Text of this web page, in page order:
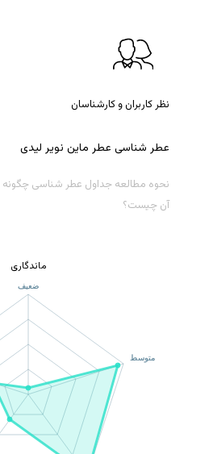
نظر کاربران و کارشناسان
عطر شناسی عطر ماین نویر لیدی
نحوه مطالعه جداول عطر شناسی
آن چیست؟
ماندگاری